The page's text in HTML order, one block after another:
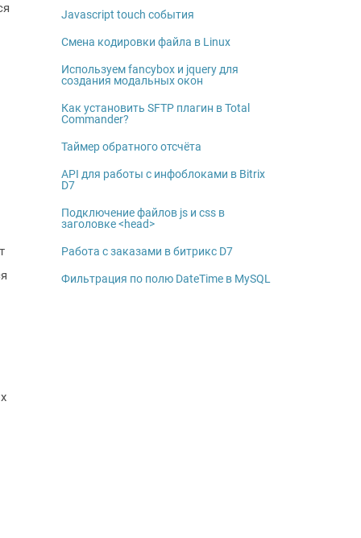
Javascript touch события
Смена кодировки файла в Linux
Используем fancybox и jquery для
создания модальных окон
Как установить SFTP плагин в Total
Commander?
Таймер обратного отсчёта
API для работы с инфоблоками в Bitrix
D7
Подключение файлов js и css в
заголовке <head>
Работа с заказами в битрикс D7
Фильтрация по полю DateTime в MySQL